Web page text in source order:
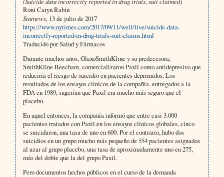
Roni Caryn Rabin
Statnews, 13 de julio de 2017
https://www.nytimes.com/2017/09/11/well/live/suicide-data-
incorrectly-reported-in-drug-trials-suit-claims.html
Traducido por Salud y Fármacos
Durante muchos años, GlaxoSmithKline y su predecesora,
SmithKline Beecham, comercializaron Paxil como antidepresivo que
reduciría el riesgo de suicidio en pacientes deprimidos. Los
resultados de los ensayos clínicos de la compañía, entregados a la
FDA en 1989, sugerían que Paxil era mucho más seguro que el
placebo.
En aquel entonces, la compañía informó que entre casi 3.000
pacientes tratados con Paxil en los ensayos clínicos globales, cinco
se suicidaron, una tasa de uno en 600. Por el contrario, hubo dos
suicidios en un grupo mucho más pequeño de 554 pacientes asignados
al azar al grupo placebo, una tasa de aproximadamente uno en 275,
más del doble que la del grupo Paxil.
Pero documentos hechos públicos en el curso de la demanda